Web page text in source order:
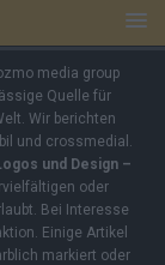
media group
Quelle für
Wir berichten
und crossmedial.
und Design –
oder
Bei Interesse
Einige Artikel
markiert oder